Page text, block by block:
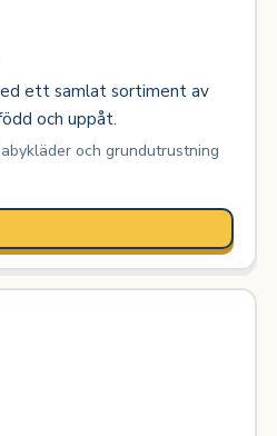
ett samlat sortiment av
och uppåt.
och grundutrustning